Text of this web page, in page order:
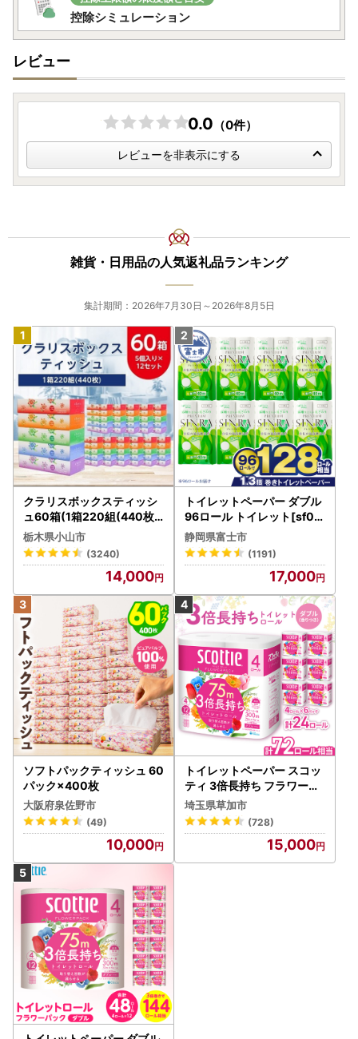
控除シミュレーション
レビュー
0.0 （0件）
レビューを非表示にする
雑貨・日用品の人気返礼品ランキング
集計期間：2026年7月30日～2026年8月5日
クラリスボックスティッシ
ュ60箱(1箱220組(440枚))
(5個入り×12セット)【配送
不可地域：離島・沖縄県】
【1256759】
栃木県小山市
(3240)
14,000
トイレットペーパー ダブル
96ロール トイレット[sf00
1-012]
静岡県富士市
(1191)
17,000
ソフトパックティッシュ 60
パック×400枚
大阪府泉佐野市
(49)
10,000
トイレットペーパー スコッ
ティ 3倍長持ち フラワーパ
ック 4ロール×6P
埼玉県草加市
(728)
15,000